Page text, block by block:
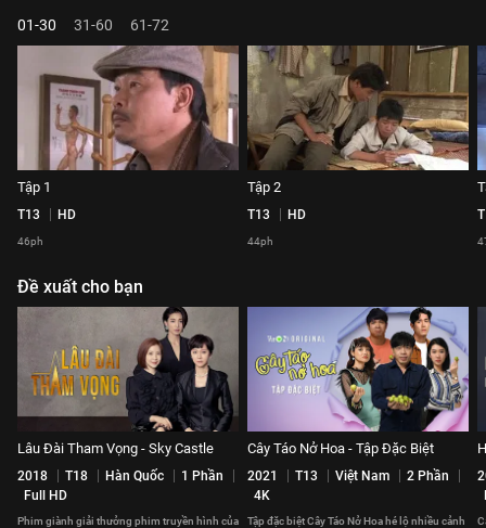
01-30 31-60 61-72
Tập 1
T13 HD
46ph
Tập 2
T13 HD
44ph
Đề xuất cho bạn
Lâu Đài Tham Vọng - Sky Castle
2018 T18 Hàn Quốc
1 Phần
Full HD
Phim giành giải thưởng phim truyền hình của
Cây Táo Nở Hoa - Tập Đặc Biệt
2021 T13 Việt Nam
2 Phần
4K
Tập đặc biệt Cây Táo Nở Hoa hé lộ nhiều cảnh